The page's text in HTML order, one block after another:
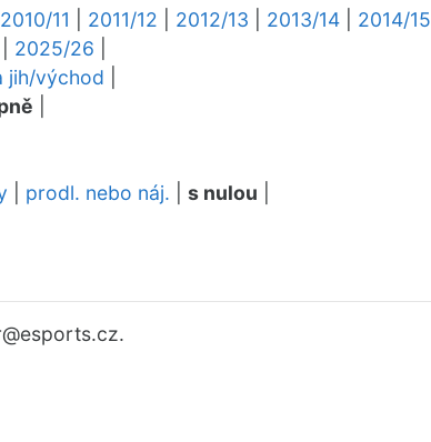
2010/11 2011/12 2012/13 2013/14 2014/15
2025/26
jih/východ
prodl. nebo náj. s nulou
@esports.cz.